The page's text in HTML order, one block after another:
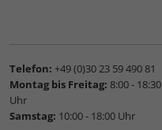
Telefon: +49 (0)30 23 59 490 81
Montag bis Freitag: 8:00 - 18:30
Uhr
Samstag: 10:00 - 18:00 Uhr